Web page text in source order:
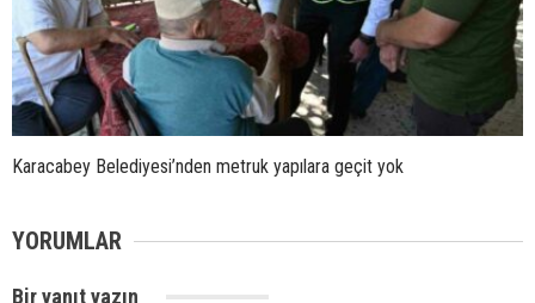
Karacabey Belediyesi’nden metruk yapılara geçit yok
YORUMLAR
Bir yanıt yazın